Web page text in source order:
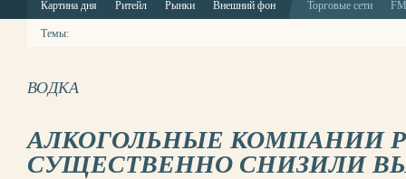
Картина дня Ритейл Рынки Внешний фон Торговые сети
Темы:
ВОДКА
АЛКОГОЛЬНЫЕ КОМПАНИИ
СУЩЕСТВЕННО СНИЗИЛИ